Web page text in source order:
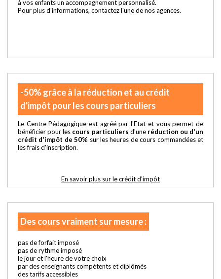
à vos enfants un accompagnement personnalisé.
Pour plus d'informations, contactez l'une de nos agences.
-50% grâce à la réduction et au crédit
d'impôt pour les cours particuliers
Le Centre Pédagogique est agréé par l'Etat et vous permet de
bénéficier pour les cours particuliers d'une réduction ou d'un
crédit d'impôt de 50% sur les heures de cours commandées et
les frais d'inscription.
En savoir plus sur le crédit d'impôt
Des cours vraiment sur mesure :
pas de forfait imposé
pas de rythme imposé
le jour et l'heure de votre choix
par des enseignants compétents et diplômés
des tarifs accessibles